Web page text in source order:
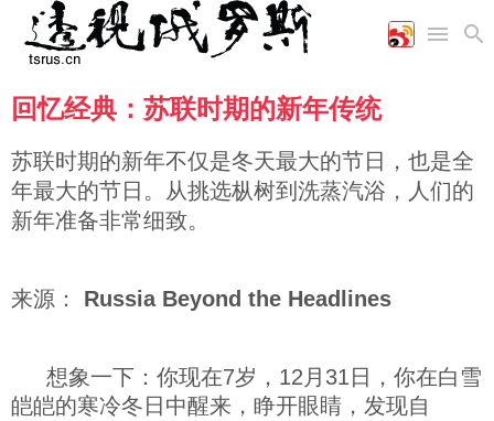
首页
国际
军事
空军
海军
陆军
军事合作
评论
财经
商业
工业
能源
文艺
教育
美食
娱乐
图片新闻
高清图片
漫画
视频
回忆经典：苏联时期的新年传统
苏联时期的新年不仅是冬天最大的节日，也是全
年最大的节日。从挑选枞树到洗蒸汽浴，人们的
新年准备非常细致。
来源： Russia Beyond the Headlines
想象一下：你现在7岁，12月31日，你在白雪
皑皑的寒冷冬日中醒来，睁开眼睛，发现自